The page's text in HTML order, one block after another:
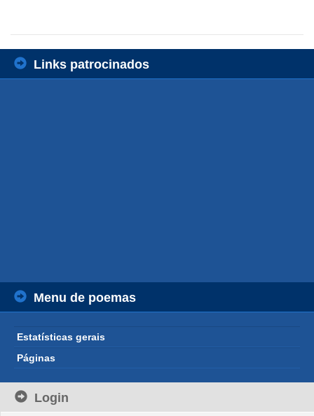
Links patrocinados
Menu de poemas
Estatísticas gerais
Páginas
Login